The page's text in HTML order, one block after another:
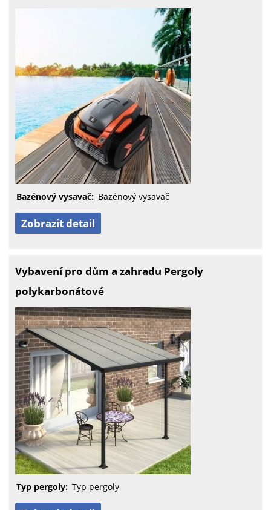
Bazénový vysavač: Bazénový vysavač
Zobrazit detail
Vybavení pro dům a zahradu Pergoly
polykarbonátové
Typ pergoly: Typ pergoly